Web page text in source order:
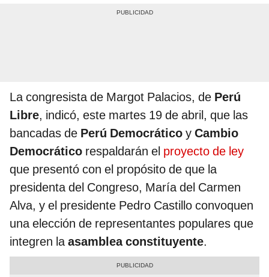
La congresista de Margot Palacios, de Perú
Libre, indicó, este martes 19 de abril, que las
bancadas de Perú Democrático y Cambio
Democrático respaldarán el proyecto de ley
que presentó con el propósito de que la
presidenta del Congreso, María del Carmen
Alva, y el presidente Pedro Castillo convoquen
una elección de representantes populares que
integren laasamblea constituyente.